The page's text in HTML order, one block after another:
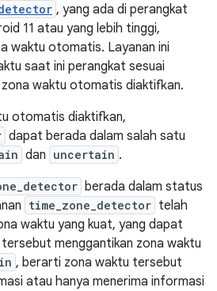
, yang ada di perangkat
11 atau yang lebih tinggi,
waktu otomatis. Layanan ini
saat ini perangkat sesuai
zona waktu otomatis diaktifkan.
otomatis diaktifkan,
dapat berada dalam salah satu
dan uncertain .
berada dalam status
time_zone_detector telah
waktu yang kuat, yang dapat
menggantikan zona waktu
, berarti zona waktu tersebut
atau hanya menerima informasi